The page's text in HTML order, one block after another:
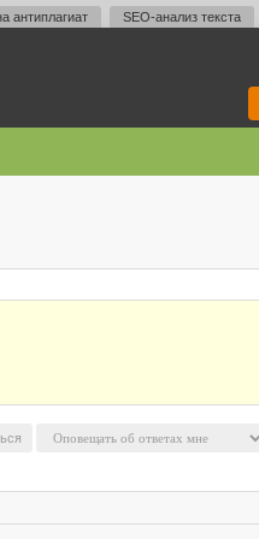
антиплагиат SEO-анализ текста